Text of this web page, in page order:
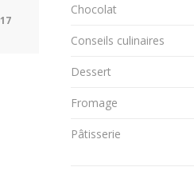
Chocolat
Conseils culinaires
Dessert
Fromage
Pâtisserie